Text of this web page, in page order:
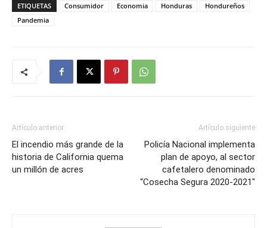
ETIQUETAS Consumidor Economia Honduras
Hondureños
Pandemia
Artículo anterior
El incendio más grande de la
historia de California quema
un millón de acres
Artículo siguiente
Policía Nacional implementa
plan de apoyo, al sector
cafetalero denominado
“Cosecha Segura 2020-2021″